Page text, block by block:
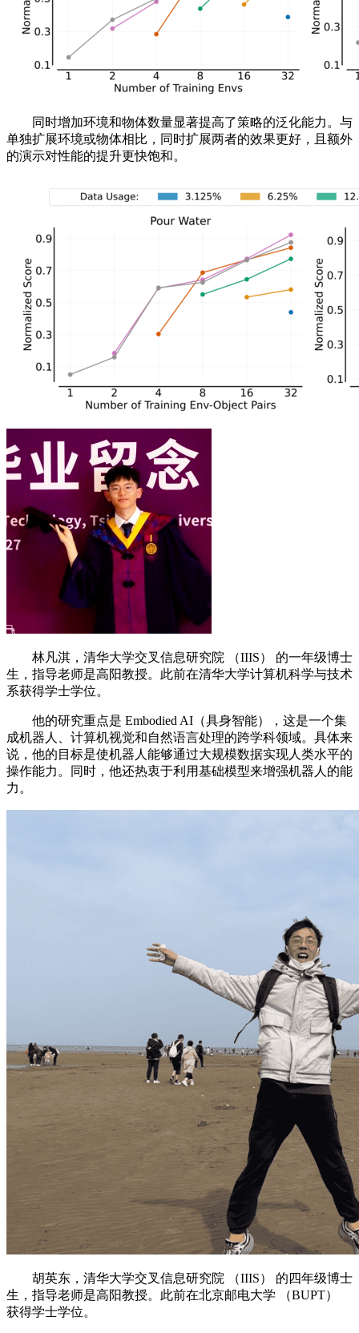
同时增加环境和物体数量显著提高了策略的泛化能力。与
单独扩展环境或物体相比，同时扩展两者的效果更好，且额外
的演示对性能的提升更快饱和。
林凡淇，清华大学交叉信息研究院 （IIIS） 的一年级博士
生，指导老师是高阳教授。此前在清华大学计算机科学与技术
系获得学士学位。
他的研究重点是 Embodied AI（具身智能），这是一个集
成机器人、计算机视觉和自然语言处理的跨学科领域。具体来
说，他的目标是使机器人能够通过大规模数据实现人类水平的
操作能力。同时，他还热衷于利用基础模型来增强机器人的能
力。
胡英东，清华大学交叉信息研究院 （IIIS） 的四年级博士
生，指导老师是高阳教授。此前在北京邮电大学 （BUPT）
获得学士学位。